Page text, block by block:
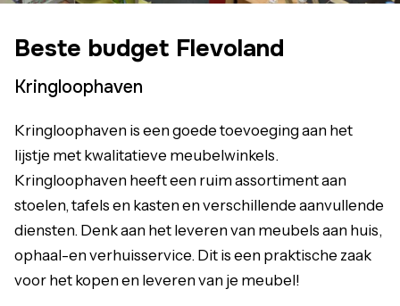
Beste budget Flevoland
Kringloophaven
Kringloophaven is een goede toevoeging aan het
lijstje met kwalitatieve meubelwinkels.
Kringloophaven heeft een ruim assortiment aan
stoelen, tafels en kasten en verschillende aanvullende
diensten. Denk aan het leveren van meubels aan huis,
ophaal-en verhuisservice. Dit is een praktische zaak
voor het kopen en leveren van je meubel!